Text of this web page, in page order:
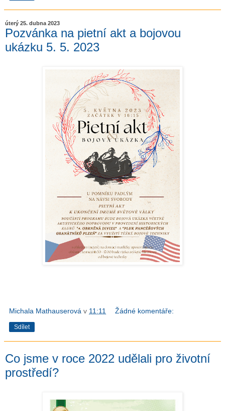
úterý 25. dubna 2023
Pozvánka na pietní akt a bojovou
ukázku 5. 5. 2023
Michala Mathauserová v 11:11 Žádné komentáře:
Sdílet
Co jsme v roce 2022 udělali pro životní
prostředí?